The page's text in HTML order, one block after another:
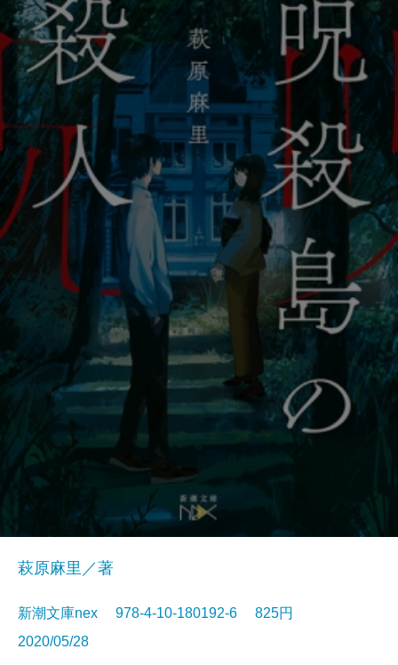
萩原麻里／著
新潮文庫nex 978-4-10-180192-6 825円
2020/05/28